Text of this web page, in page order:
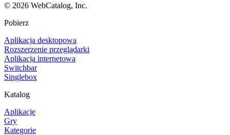
© 2026 WebCatalog, Inc.
Pobierz
Aplikacja desktopowa
Rozszerzenie przeglądarki
Aplikacja internetowa
Switchbar
Singlebox
Katalog
Aplikacje
Gry
Kategorie